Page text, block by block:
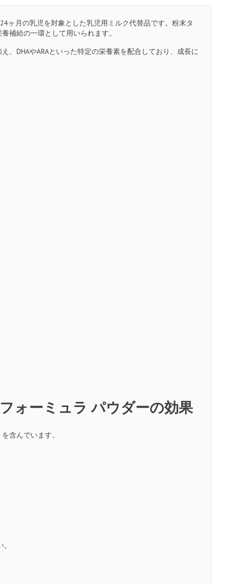
ヶ月の乳児を対象とした乳児用ミルク代替品です。粉末タ
補給の一環として用いられます。
、DHAやARAといった特定の栄養素を配合しており、成長に
ォーミュラ パウダーの効果
含んでいます。